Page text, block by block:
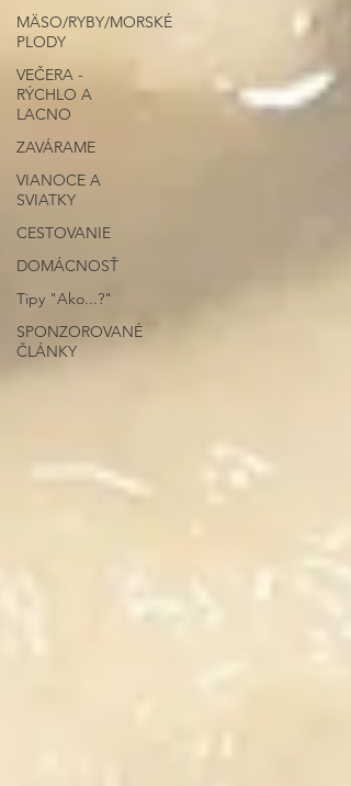
MÄSO/RYBY/MORSKÉ
PLODY
VEČERA -
RÝCHLO A
LACNO
ZAVÁRAME
VIANOCE A
SVIATKY
CESTOVANIE
DOMÁCNOSŤ
Tipy "Ako...?"
SPONZOROVANÉ
ČLÁNKY